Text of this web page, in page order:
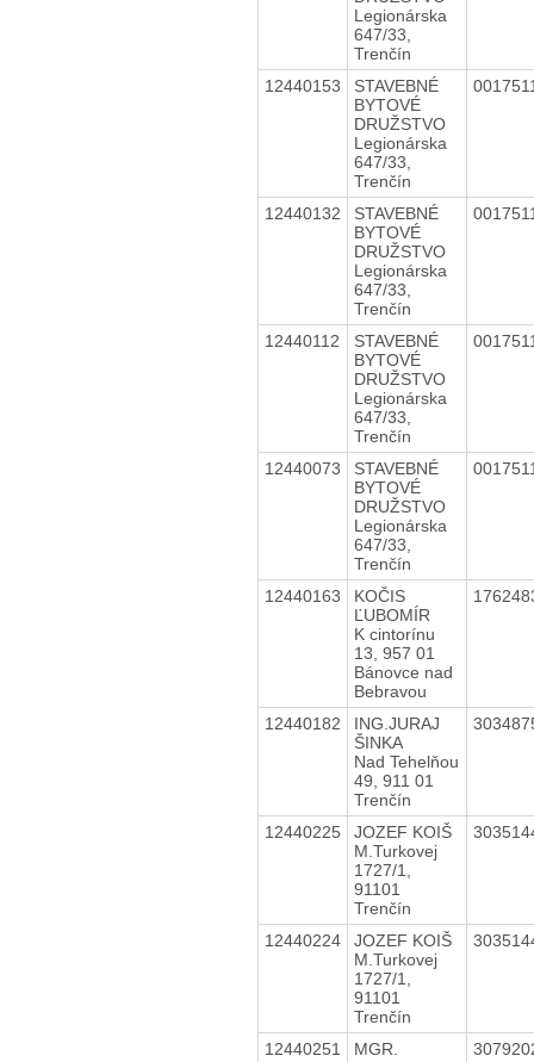
Legionárska
647/33,
Trenčín
12440153
STAVEBNÉ
BYTOVÉ
DRUŽSTVO
Legionárska
647/33,
Trenčín
12440132
STAVEBNÉ
BYTOVÉ
DRUŽSTVO
Legionárska
647/33,
Trenčín
12440112
STAVEBNÉ
BYTOVÉ
DRUŽSTVO
Legionárska
647/33,
Trenčín
12440073
STAVEBNÉ
BYTOVÉ
DRUŽSTVO
Legionárska
647/33,
Trenčín
12440163
KOČIS
ĽUBOMÍR
K cintorínu
13, 957 01
Bánovce nad
Bebravou
12440182
ING.JURAJ
ŠINKA
Nad Tehelňou
49, 911 01
Trenčín
12440225
JOZEF KOIŠ
M.Turkovej
1727/1,
91101
Trenčín
12440224
JOZEF KOIŠ
M.Turkovej
1727/1,
91101
Trenčín
12440251
MGR.